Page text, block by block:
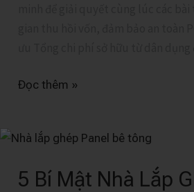
Đọc thêm »
5 Bí Mật Nhà Lắp
5
Mật